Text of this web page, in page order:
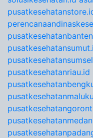
pusatkesehatanriau.id